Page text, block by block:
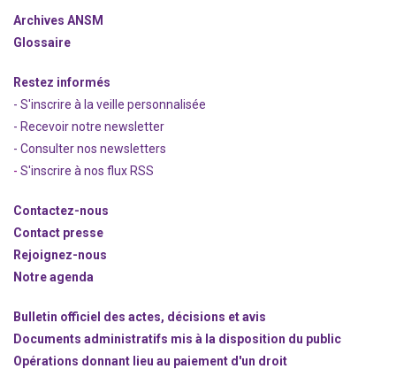
Archives ANSM
Glossaire
Restez informés
- S'inscrire à la veille personnalisée
- Recevoir notre newsletter
- Consulter nos newsletters
- S'inscrire à nos flux RSS
Contactez-nous
Contact presse
Rejoignez-nous
Notre agenda
Bulletin officiel des actes, décisions et avis
Documents administratifs mis à la disposition du public
Opérations donnant lieu au paiement d'un droit